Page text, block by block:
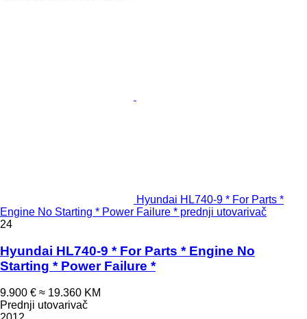
Hyundai HL740-9 * For Parts *
Engine No Starting * Power Failure * prednji utovarivač
24
Hyundai HL740-9 * For Parts * Engine No
Starting * Power Failure *
9.900 € ≈ 19.360 KM
Prednji utovarivač